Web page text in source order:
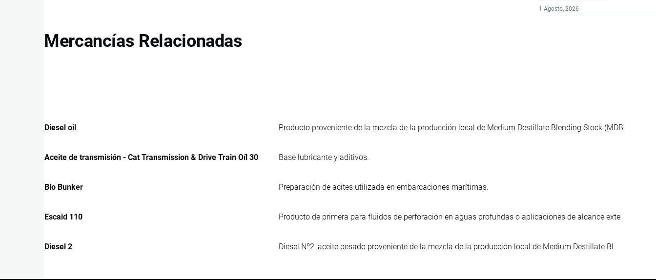
1 Agosto, 2026
Mercancías Relacionadas
Diesel oil Producto proveniente de la mezcla de la producción local de Medium Destillate Blending Stock (MDB
Aceite de transmisión - Cat Transmission & Drive Train Oíl 30 Base lubricante y aditivos.
Bio Bunker Preparación de acites utilizada en embarcaciones marítimas.
Escaid 110 Producto de primera para fluidos de perforación en aguas profundas o aplicaciones de alcance exte
Diesel 2 Diesel Nº2, aceite pesado proveniente de la mezcla de la producción local de Medium Destillate Bl